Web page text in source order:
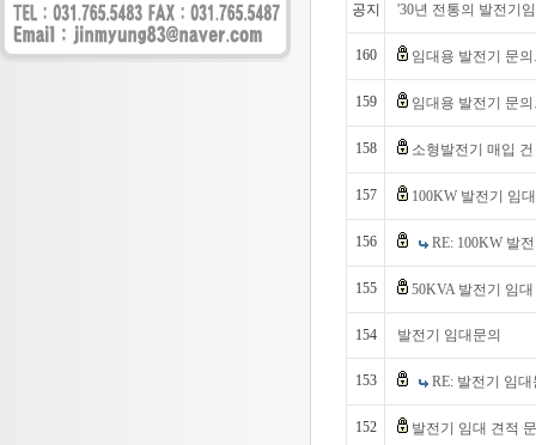
공지 '30년 전통의 발전기
160 임대용 발전기 문
159 임대용 발전기 문
158 소형발전기 매입 건
157 100KW 발전기 임
156 RE: 100KW 발
155 50KVA 발전기 임
154 발전기 임대문의
153 RE: 발전기 임대
152 발전기 임대 견적